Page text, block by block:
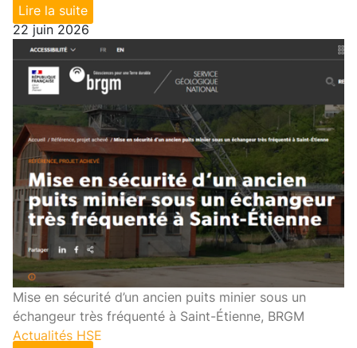
Lire la suite
22 juin 2026
Mise en sécurité d’un ancien puits minier sous un
échangeur très fréquenté à Saint-Étienne, BRGM
Actualités HSE